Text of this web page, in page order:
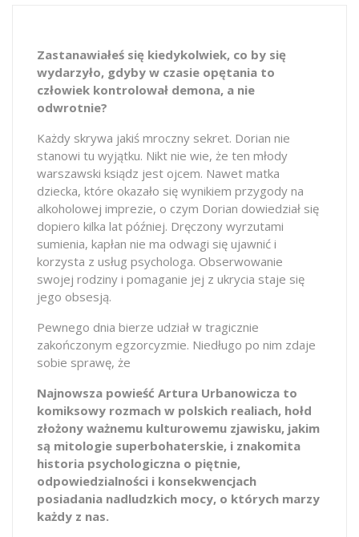
Zastanawiałeś się kiedykolwiek, co by się
wydarzyło, gdyby w czasie opętania to
człowiek kontrolował demona, a nie
odwrotnie?
Każdy skrywa jakiś mroczny sekret. Dorian nie
stanowi tu wyjątku. Nikt nie wie, że ten młody
warszawski ksiądz jest ojcem. Nawet matka
dziecka, które okazało się wynikiem przygody na
alkoholowej imprezie, o czym Dorian dowiedział się
dopiero kilka lat później. Dręczony wyrzutami
sumienia, kapłan nie ma odwagi się ujawnić i
korzysta z usług psychologa. Obserwowanie
swojej rodziny i pomaganie jej z ukrycia staje się
jego obsesją.
Pewnego dnia bierze udział w tragicznie
zakończonym egzorcyzmie. Niedługo po nim zdaje
sobie sprawę, że
Najnowsza powieść Artura Urbanowicza to
komiksowy rozmach w polskich realiach, hołd
złożony ważnemu kulturowemu zjawisku, jakim
są mitologie superbohaterskie, i znakomita
historia psychologiczna o piętnie,
odpowiedzialności i konsekwencjach
posiadania nadludzkich mocy, o których marzy
każdy z nas.